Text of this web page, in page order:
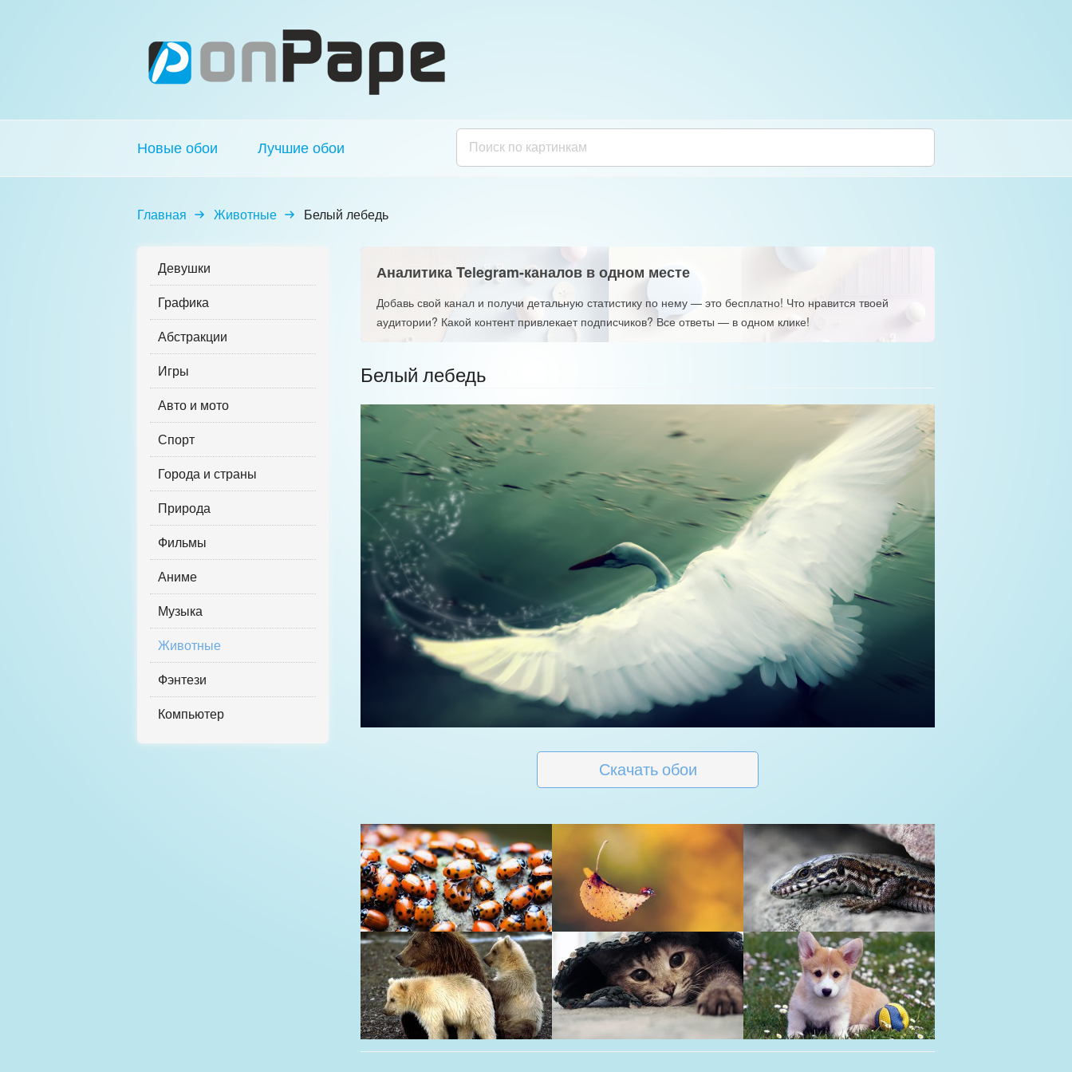
Новые обои Лучшие обои
Главная Животные Белый лебедь
Девушки
Графика
Абстракции
Игры
Авто и мото
Спорт
Города и страны
Природа
Фильмы
Аниме
Музыка
Животные
Фэнтези
Компьютер
Аналитика Telegram-каналов в одном месте
Добавь свой канал и получи детальную статистику по нему — это бесплатно! Что нравится твоей
аудитории? Какой контент привлекает подписчиков? Все ответы — в одном клике!
Белый лебедь
Скачать обои